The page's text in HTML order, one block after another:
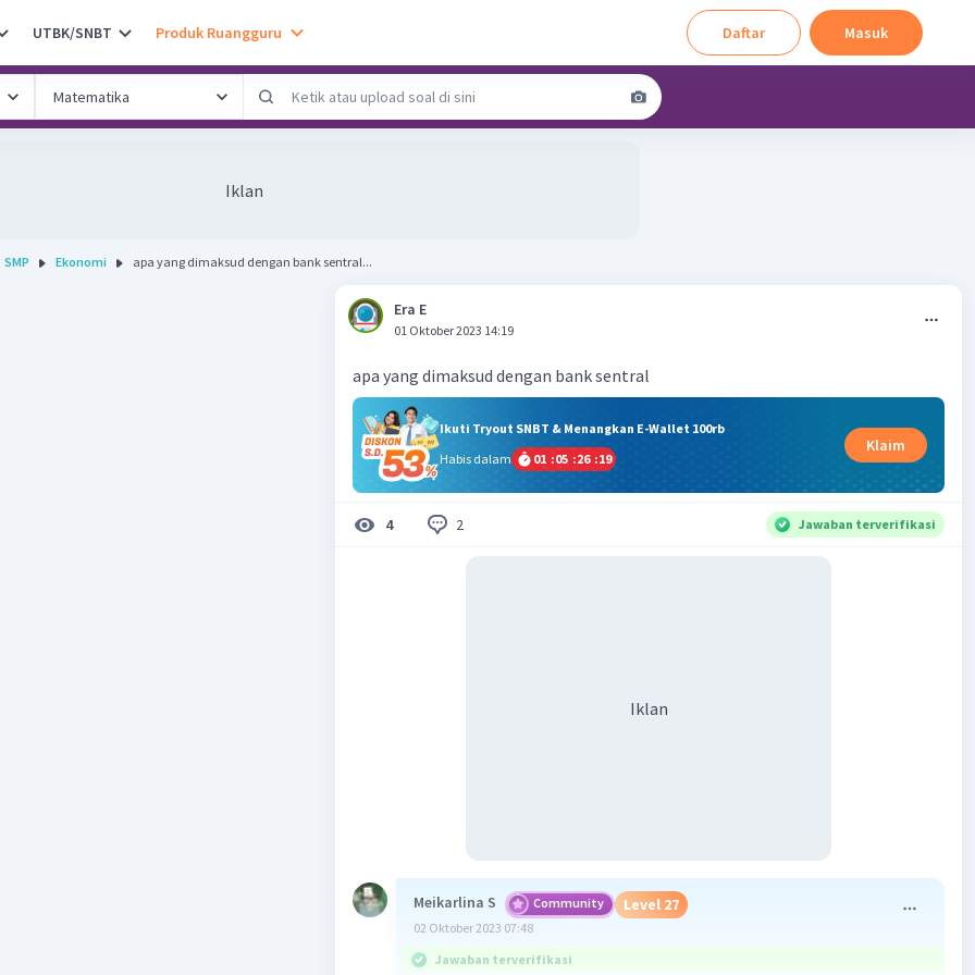
UTBK/SNBT Produk Ruangguru Daftar Masuk
Iklan
SMP Ekonomi apa yang dimaksud dengan bank sentral...
Era E
01 Oktober 2023 14:19
apa yang dimaksud dengan bank sentral
Ikuti Tryout SNBT & Menangkan E-Wallet 100rb
Habis dalam
01 :05 :26 :19
Klaim
4 2 Jawaban terverifikasi
Iklan
Meikarlina S Community Level 27
02 Oktober 2023 07:48
Jawaban terverifikasi